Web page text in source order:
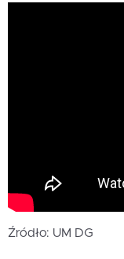
Źródło: UM DG